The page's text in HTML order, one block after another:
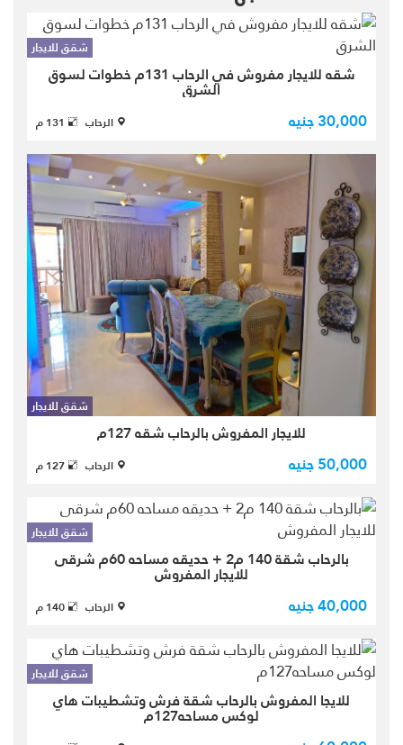
شقه للايجار مفروش في الررحاب بالمرحله
التامنه مجموعه 119 تشطيب شركه اتجاه
كليه 131م تنقسم الي (2غفه نوم
شقق للايجار
شقه للايجار مفروش في الرحاب 131م خطوات لسوق
الشرق
30,000 جنيه الرحاب 131 م
تشطيب خاص دور خامس اسانسير فيو
2حمام - ريسبشن - مطبخ - تراس ) بالقرب
من الخدمات
شقق للايجار
للايجار المفروش بالرحاب شقه 127م
50,000 جنيه الرحاب 127 م
حديقه 60 م بالطابق ارضي + حديقة -
عبارة عن 3 غرف نوم 2 حمام + جاكوزي
هاى لوكس للايجار الجديد
شقق للايجار
بالرحاب شقة 140 م2 + حديقه مساحه 60م شرقى
للايجار المفروش
40,000 جنيه الرحاب 140 م
شقه للايجار المفروش بالرحاب المرحله
شقق للايجار
للايجا المفروش بالرحاب شقة فرش وتشطيبات هاي
لوكس مساحه127م